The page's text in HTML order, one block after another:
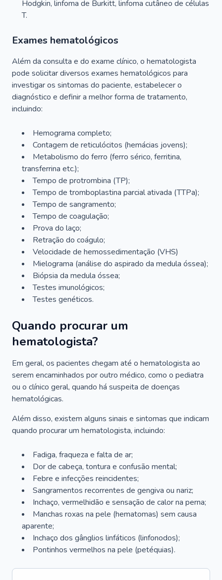
Hodgkin, linfoma de Burkitt, linfoma cutâneo de células
T.
Exames hematológicos
Além da consulta e do exame clínico, o hematologista
pode solicitar diversos exames hematológicos para
investigar os sintomas do paciente, estabelecer o
diagnóstico e definir a melhor forma de tratamento,
incluindo:
Hemograma completo;
Contagem de reticulócitos (hemácias jovens);
Metabolismo do ferro (ferro sérico, ferritina,
transferrina etc.);
Tempo de protrombina (TP);
Tempo de tromboplastina parcial ativada (TTPa);
Tempo de sangramento;
Tempo de coagulação;
Prova do laço;
Retração do coágulo;
Velocidade de hemossedimentação (VHS)
Mielograma (análise do aspirado da medula óssea);
Biópsia da medula óssea;
Testes imunológicos;
Testes genéticos.
Quando procurar um
hematologista?
Em geral, os pacientes chegam até o hematologista ao
serem encaminhados por outro médico, como o pediatra
ou o clínico geral, quando há suspeita de doenças
hematológicas.
Além disso, existem alguns sinais e sintomas que indicam
quando procurar um hematologista, incluindo:
Fadiga, fraqueza e falta de ar;
Dor de cabeça, tontura e confusão mental;
Febre e infecções reincidentes;
Sangramentos recorrentes de gengiva ou nariz;
Inchaço, vermelhidão e sensação de calor na perna;
Manchas roxas na pele (hematomas) sem causa
aparente;
Inchaço dos gânglios linfáticos (linfonodos);
Pontinhos vermelhos na pele (petéquias).